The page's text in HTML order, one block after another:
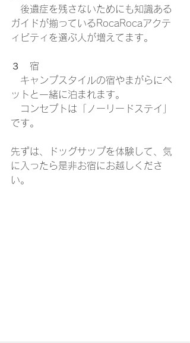
後遺症を残さないためにも知識ある
ガイドが揃っているRocaRocaアクテ
ィビティを選ぶ人が増えてます。
３　宿
キャンプスタイルの宿やまがらにペ
ットと一緒に泊まれます。
コンセプトは「ノーリードステイ」
です。
先ずは、ドッグサップを体験して、気
に入ったら是非お宿にお越しくださ
い。